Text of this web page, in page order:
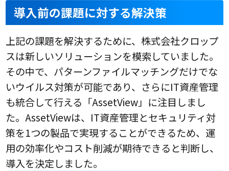
導入前の課題に対する解決策
上記の課題を解決するために、株式会社クロップ
スは新しいソリューションを模索していました。
その中で、パターンファイルマッチングだけでな
いウイルス対策が可能であり、さらにIT資産管理
も統合して行える「AssetView」に注目しまし
た。AssetViewは、IT資産管理とセキュリティ対
策を1つの製品で実現することができるため、運
用の効率化やコスト削減が期待できると判断し、
導入を決定しました。